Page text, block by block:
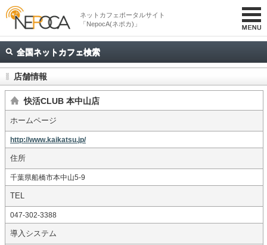
ネットカフェポータルサイト
「NepocA(ネポカ)」
全国ネットカフェ検索
店舗情報
快活CLUB 本中山店
ホームページ
http://www.kaikatsu.jp/
住所
千葉県船橋市本中山5-9
TEL
047-302-3388
導入システム